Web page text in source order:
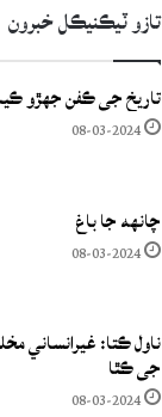
تازو ٽيڪنيڪل خبرون
تاريخ جي ڪفن جھڙو
08-03-2024
چانهه جا باغ
08-03-2024
ناول ڪتا: غيرانساني
جي ڪٿا
08-03-2024